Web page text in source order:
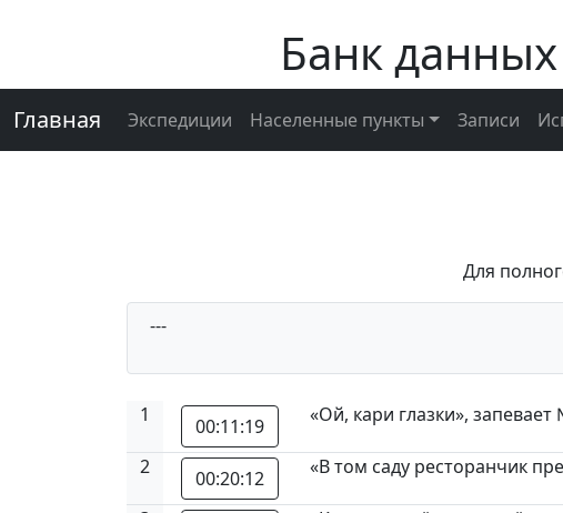
Банк
Главная Экспедиции Населенные пункты Записи
Для
---
1 00:11:19 «Ой, кари глазки»,
2 00:20:12 «В том саду ресторанчик